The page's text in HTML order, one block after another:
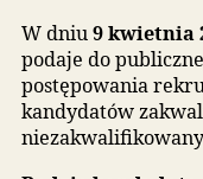
w przypadku
wolnych miejsc
rekrutacyjnego
określone w
tzw. kryteria